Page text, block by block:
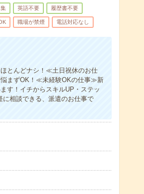
英語不要 履歴書不要
職場が禁煙 電話対応なし
とんどナシ！≪土日祝休のお仕
悩まずOK！≪未経験OKの仕事≫新
す！イチからスキルUP・ステッ
相談できる、派遣のお仕事で